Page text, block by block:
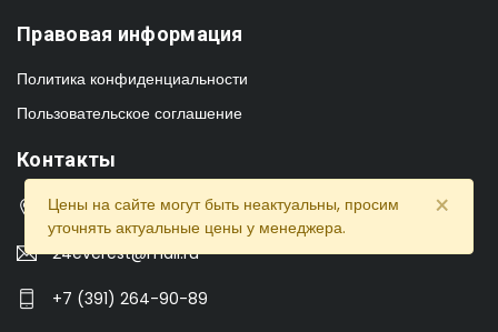
Цены на сайте могут быть неактуальны, просим
уточнять актуальные цены у менеджера.
×
Правовая информация
Политика конфиденциальности
Пользовательское соглашение
Контакты
г. Красноярск, ул.Айвазовского 8 "а"
24everest@mail.ru
+7 (391) 264-90-89